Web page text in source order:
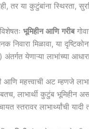
तर या कुटुंबांना स्थिरता,
भूमिहीन आणि गरीब
मिळावा, या
येणाऱ्या लाभांच्या
महत्त्वाची अट म्हणजे
लाभार्थी कुटुंब भूमिहीन
स्तरावर लाभार्थ्यांची